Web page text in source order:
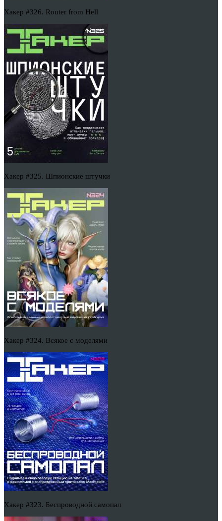
Хакер #326. Router from Hell
Хакер #325. Шпионские штучки
Хакер #324. Всякое с моделями
Хакер #323. Беспроводной самопал